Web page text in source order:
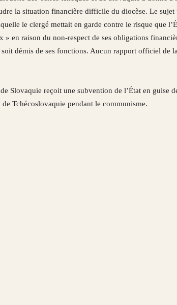
la situation financière difficile du diocèse. Le
le clergé mettait en garde contre le risque que
en raison du non-respect de ses obligations
démis de ses fonctions. Aucun rapport officiel de
Slovaquie reçoit une subvention de l’État en guise
Tchécoslovaquie pendant le communisme.